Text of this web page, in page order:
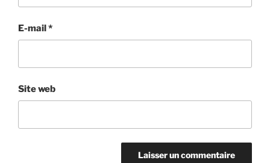
E-mail*
Site web